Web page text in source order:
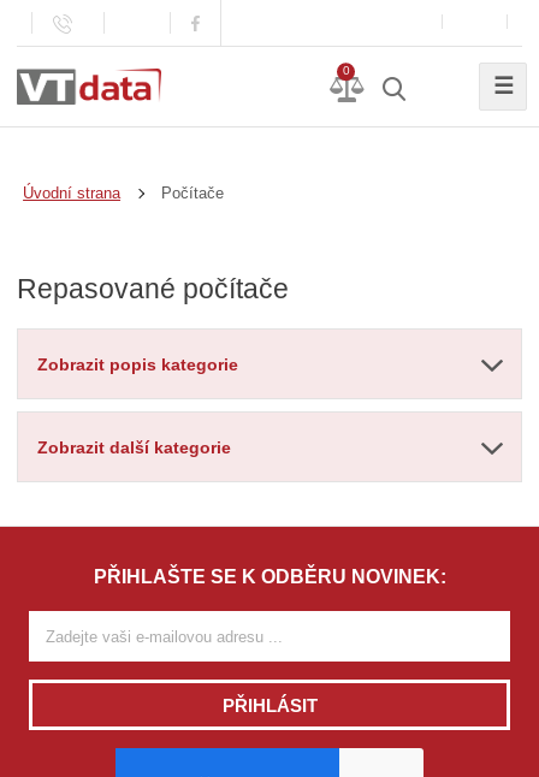
0
☰
Úvodní strana Počítače
Repasované počítače
Zobrazit popis kategorie
Zobrazit další kategorie
PŘIHLAŠTE SE K ODBĚRU NOVINEK:
PŘIHLÁSIT